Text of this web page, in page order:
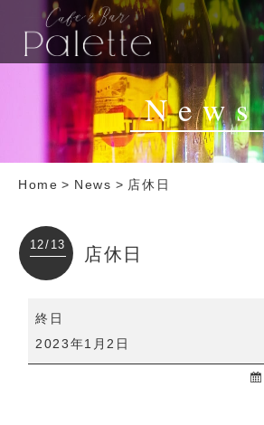
News
Home > News > 店休日
12/13 店休日
店
日
終日
2023年1月2日